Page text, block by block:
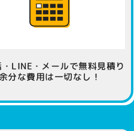
LINE・メールで無料見積り
余分な費用は一切なし！